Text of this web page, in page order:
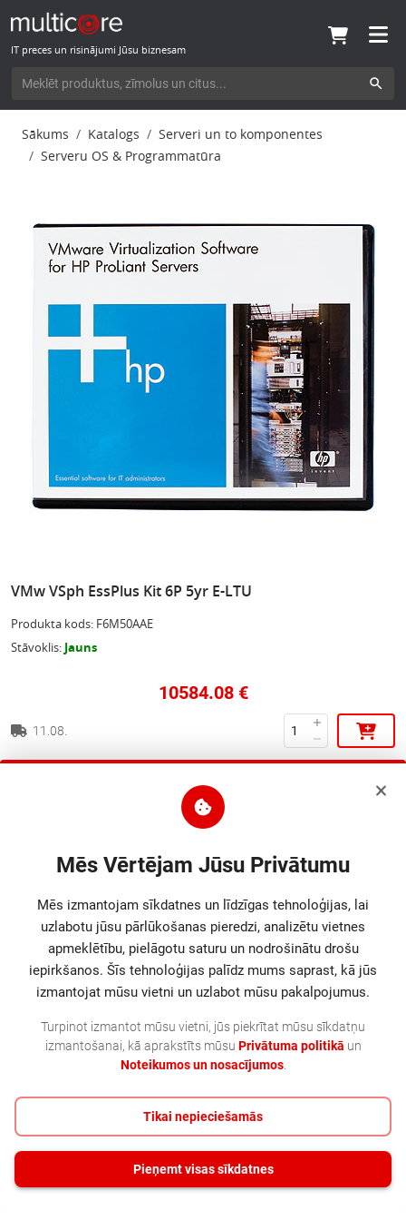
IT preces un risinājumi Jūsu biznesam
Sākums Katalogs
Serveri un to komponentes
Serveru OS & Programmatūra
VMw VSph EssPlus Kit 6P 5yr E-LTU
Produkta kods: F6M50AAE
Stāvoklis: Jauns
10584.08€
11.08.
Parametri
Ražotāja logotips
Original
+ 371 23 477 778 SIA MultiCore
Mēs Vērtējam Jūsu Privātumu
Mēs izmantojam sīkdatnes un līdzīgas tehnoloģijas, lai
uzlabotu jūsu pārlūkošanas pieredzi, analizētu vietnes
apmeklētību, pielāgotu saturu un nodrošinātu drošu
iepirkšanos. Šīs tehnoloģijas palīdz mums saprast, kā jūs
izmantojat mūsu vietni un uzlabot mūsu pakalpojumus.
Turpinot izmantot mūsu vietni, jūs piekrītat mūsu sīkdatņu
izmantošanai, kā aprakstīts mūsu Privātuma politikā un
Noteikumos un nosacījumos.
Tikai nepieciešamās
Pieņemt visas sīkdatnes